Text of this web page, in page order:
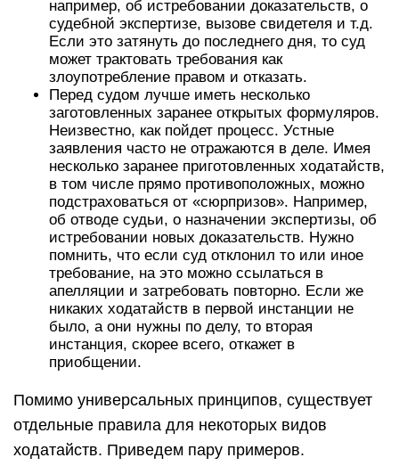
например, об истребовании доказательств, о
судебной экспертизе, вызове свидетеля и т.д.
Если это затянуть до последнего дня, то суд
может трактовать требования как
злоупотребление правом и отказать.
Перед судом лучше иметь несколько
заготовленных заранее открытых формуляров.
Неизвестно, как пойдет процесс. Устные
заявления часто не отражаются в деле. Имея
несколько заранее приготовленных ходатайств,
в том числе прямо противоположных, можно
подстраховаться от «сюрпризов». Например,
об отводе судьи, о назначении экспертизы, об
истребовании новых доказательств. Нужно
помнить, что если суд отклонил то или иное
требование, на это можно ссылаться в
апелляции и затребовать повторно. Если же
никаких ходатайств в первой инстанции не
было, а они нужны по делу, то вторая
инстанция, скорее всего, откажет в
приобщении.
Помимо универсальных принципов, существует
отдельные правила для некоторых видов
ходатайств. Приведем пару примеров.